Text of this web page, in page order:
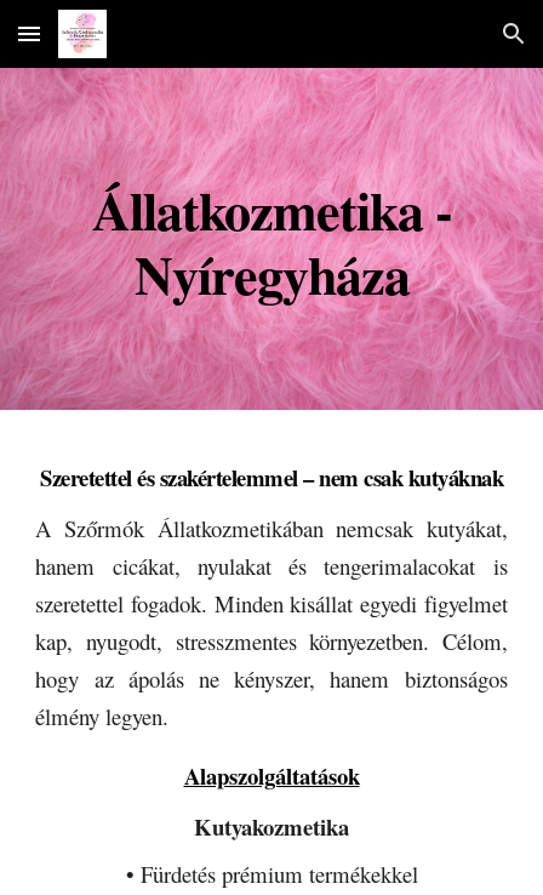
Skip to main content Skip to navigation
Állatkozmetika -
Nyíregyháza
Szeretettel és szakértelemmel – nem csak kutyáknak
A Szőrmók Állatkozmetikában nemcsak kutyákat,
hanem cicákat, nyulakat és tengerimalacokat is
szeretettel fogadok. Minden kisállat egyedi figyelmet
kap, nyugodt, stresszmentes környezetben. Célom,
hogy az ápolás ne kényszer, hanem biztonságos
élmény legyen.
Alapszolgáltatások
Kutyakozmetika
• Fürdetés prémium termékekkel